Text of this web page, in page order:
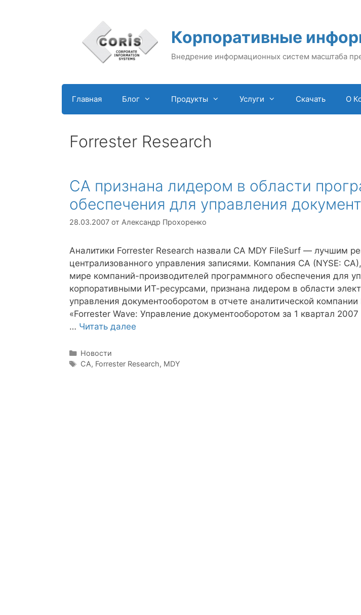
Корпоративные
Внедрение информационных систем масштаба
Главная Блог Продукты Услуги Скачать О
Forrester Research
CA признана лидером в области
обеспечения для управления
28.03.2007 от Александр Прохоренко
Аналитики Forrester Research назвали CA MDY FileSurf — лучшим
централизованного управления записями. Компания CA (NYSE:
мире компаний-производителей программного обеспечения для
корпоративными ИТ-ресурсами, признана лидером в области
управления документооборотом в отчете аналитической компании
«Forrester Wave: Управление документооборотом за 1 квартал
… Читать далее
Рубрики
Новости
Метки
CA, Forrester Research, MDY